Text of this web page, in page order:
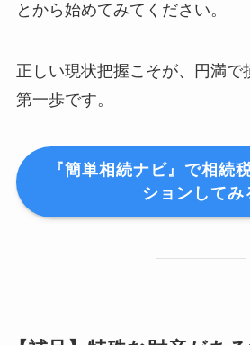
とから始めてみてください。
正しい現状把握こそが、円満で
第一歩です。
『簡単相続ナビ』で相続
ションしてみ